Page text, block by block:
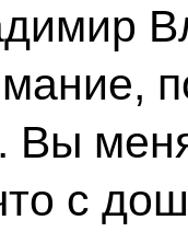
Вы
с